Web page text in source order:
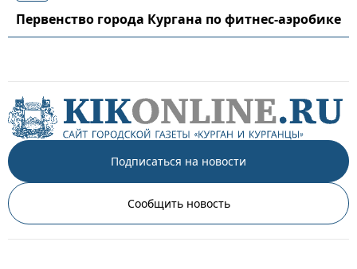
Первенство города Кургана по фитнес-аэробике
Подписаться на новости
Сообщить новость